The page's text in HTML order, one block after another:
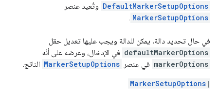
DefaultMarkerSetupOptions وتُعيد عنصر
MarkerSetupOptions
.
في حال تحديد دالة، يمكن للدالة ويجب عليها تعديل حقل
defaultMarkerOptions في الإدخال، وعرضه على أنّه
markerOptions في عنصر MarkerSetupOptions الناتج.
MarkerSetupOptions |